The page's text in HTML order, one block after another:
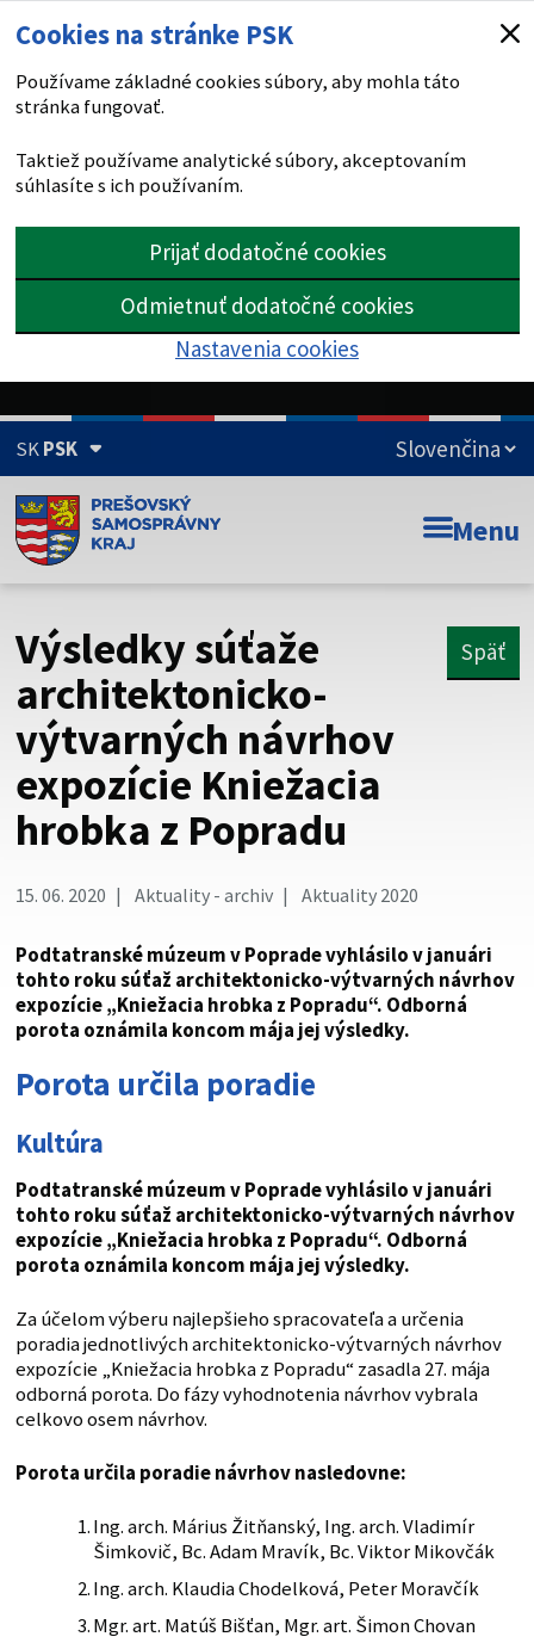
Cookies na stránke PSK
Používame základné cookies súbory, aby mohla táto
stránka fungovať.
Taktiež používame analytické súbory, akceptovaním
súhlasíte s ich používaním.
Prijať dodatočné cookies
Odmietnuť dodatočné cookies
Nastavenia cookies
SKPSK
Doména psk.sk je oficiálna
Toto je oficiálna webová stránka Prešovského
psk.sk.
Táto stránka je zabezpečená
Buďte pozorní a vždy sa uistite, že zdieľate informácie iba
cez zabezpečenú webovú stránku. Zabezpečená stránka
vždy začína https:// pred názvom domény webového sídla.
Menu
Výsledky súťaže
architektonicko-
výtvarných návrhov
expozície Kniežacia
hrobka z Popradu
Späť
15. 06. 2020 Aktuality - archiv Aktuality 2020
Podtatranské múzeum v Poprade vyhlásilo v januári
tohto roku súťaž architektonicko-výtvarných návrhov
expozície „Kniežacia hrobka z Popradu“. Odborná
porota oznámila koncom mája jej výsledky.
Porota určila poradie
Kultúra
Podtatranské múzeum v Poprade vyhlásilo v januári
tohto roku súťaž architektonicko-výtvarných návrhov
expozície „Kniežacia hrobka z Popradu“. Odborná
porota oznámila koncom mája jej výsledky.
Za účelom výberu najlepšieho spracovateľa a určenia
poradia jednotlivých architektonicko-výtvarných návrhov
expozície „Kniežacia hrobka z Popradu“ zasadla 27. mája
odborná porota. Do fázy vyhodnotenia návrhov vybrala
celkovo osem návrhov.
Porota určila poradie návrhov nasledovne:
Ing. arch. Márius Žitňanský, Ing. arch. Vladimír
Šimkovič, Bc. Adam Mravík, Bc. Viktor Mikovčák
Ing. arch. Klaudia Chodelková, Peter Moravčík
Mgr. art. Matúš Bišťan, Mgr. art. Šimon Chovan